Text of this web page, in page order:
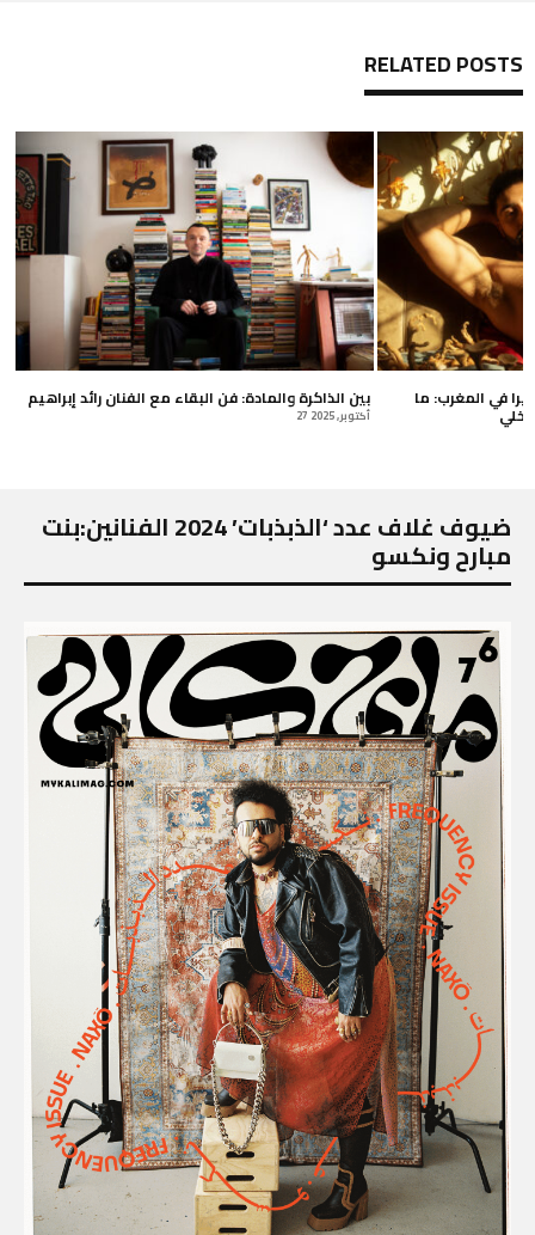
RELATED POSTS
بين أن تكون متوحدا ومضطرابا وكويرا في المغرب: ما
تمكنت المنظومة من كسره بداخلي
في الدفاع عن
ضيوف غلاف عدد ‘الذبذبات’ 2024 الفنانين:بنت
مبارح ونكسو